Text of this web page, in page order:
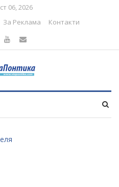
06, 2026
За Реклама Контакти